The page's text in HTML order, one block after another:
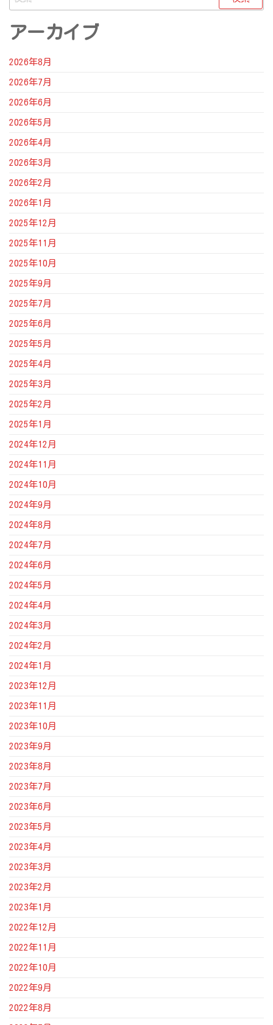
索:
アーカイブ
2026年8月
2026年7月
2026年6月
2026年5月
2026年4月
2026年3月
2026年2月
2026年1月
2025年12月
2025年11月
2025年10月
2025年9月
2025年7月
2025年6月
2025年5月
2025年4月
2025年3月
2025年2月
2025年1月
2024年12月
2024年11月
2024年10月
2024年9月
2024年8月
2024年7月
2024年6月
2024年5月
2024年4月
2024年3月
2024年2月
2024年1月
2023年12月
2023年11月
2023年10月
2023年9月
2023年8月
2023年7月
2023年6月
2023年5月
2023年4月
2023年3月
2023年2月
2023年1月
2022年12月
2022年11月
2022年10月
2022年9月
2022年8月